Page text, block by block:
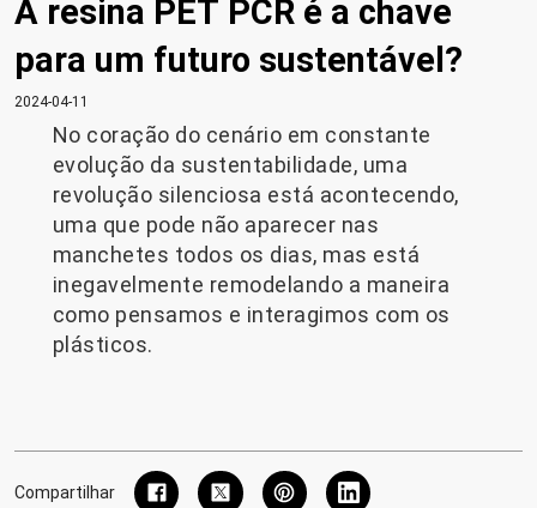
A resina PET PCR é a chave
para um futuro sustentável?
2024-04-11
No coração do cenário em constante
evolução da sustentabilidade, uma
revolução silenciosa está acontecendo,
uma que pode não aparecer nas
manchetes todos os dias, mas está
inegavelmente remodelando a maneira
como pensamos e interagimos com os
plásticos.
Compartilhar